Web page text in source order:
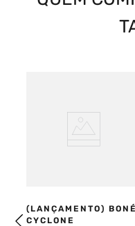
(LANÇAMENTO) BONÉ
CYCLONE